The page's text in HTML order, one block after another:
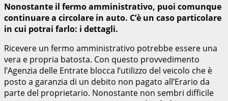
Nonostante il fermo amministrativo, puoi comunque
continuare a circolare in auto. C’è un caso particolare
in cui potrai farlo: i dettagli.
Ricevere un fermo amministrativo potrebbe essere una
vera e propria batosta. Con questo provvedimento
l’Agenzia delle Entrate blocca l’utilizzo del veicolo che è
posto a garanzia di un debito non pagato all’Erario da
parte del proprietario. Nonostante non sembri difficile